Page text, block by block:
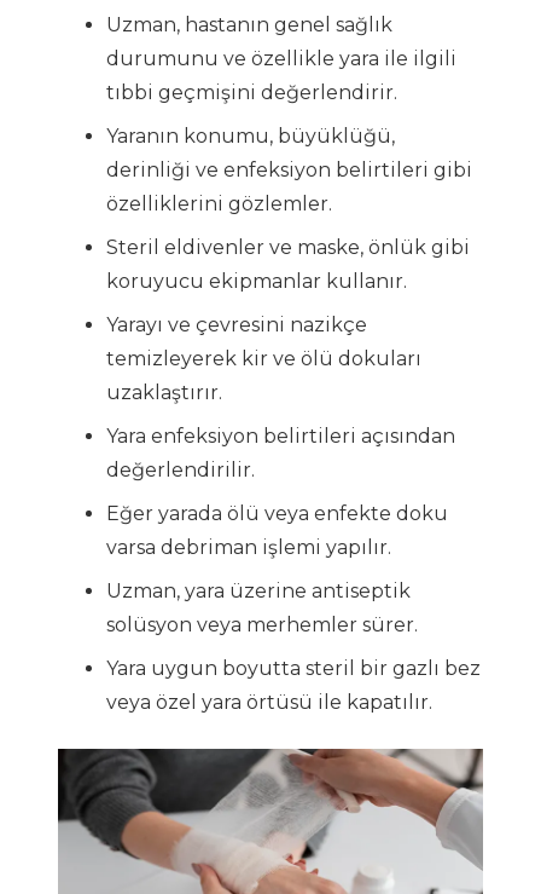
Uzman, hastanın genel sağlık
durumunu ve özellikle yara ile ilgili
tıbbi geçmişini değerlendirir.
Yaranın konumu, büyüklüğü,
derinliği ve enfeksiyon belirtileri gibi
özelliklerini gözlemler.
Steril eldivenler ve maske, önlük gibi
koruyucu ekipmanlar kullanır.
Yarayı ve çevresini nazikçe
temizleyerek kir ve ölü dokuları
uzaklaştırır.
Yara enfeksiyon belirtileri açısından
değerlendirilir.
Eğer yarada ölü veya enfekte doku
varsa debriman işlemi yapılır.
Uzman, yara üzerine antiseptik
solüsyon veya merhemler sürer.
Yara uygun boyutta steril bir gazlı bez
veya özel yara örtüsü ile kapatılır.